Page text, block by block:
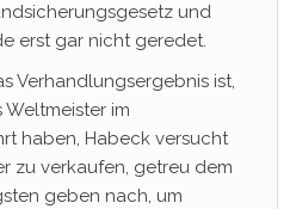
und
erst gar nicht geredet.
Verhandlungsergebnis ist,
Weltmeister im
haben, Habeck versucht
zu verkaufen, getreu dem
geben nach, um